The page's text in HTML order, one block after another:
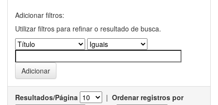
Adicionar filtros:
Utilizar filtros para refinar o resultado de busca.
Resultados/Página | Ordenar registros por